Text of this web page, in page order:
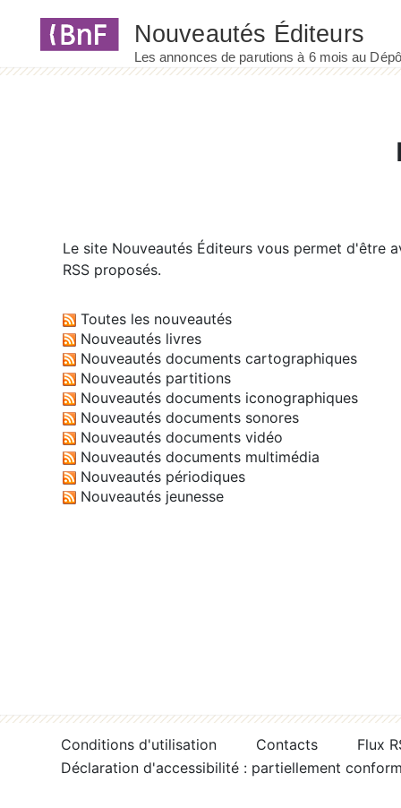
Le site Nouveautés Éditeurs vous permet d'être
RSS proposés.
Toutes les nouveautés
Nouveautés livres
Nouveautés documents cartographiques
Nouveautés partitions
Nouveautés documents iconographiques
Nouveautés documents sonores
Nouveautés documents vidéo
Nouveautés documents multimédia
Nouveautés périodiques
Nouveautés jeunesse
Conditions d'utilisation Contacts
Flux
Déclaration d'accessibilité : partiellement